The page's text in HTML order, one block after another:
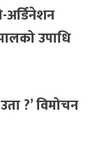
उपाधि
?’ विमोचन